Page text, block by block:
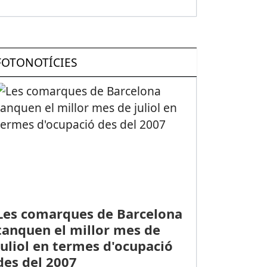
2016 Nº: 78
comarques de Barcelona
el millor mes de
en termes d'ocupació
del 2007